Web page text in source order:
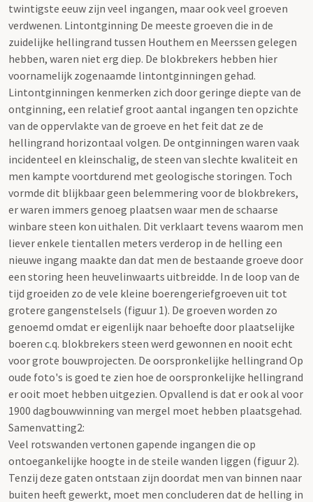
twintigste eeuw zijn veel ingangen, maar ook veel groeven
verdwenen. Lintontginning De meeste groeven die in de
zuidelijke hellingrand tussen Houthem en Meerssen gelegen
hebben, waren niet erg diep. De blokbrekers hebben hier
voornamelijk zogenaamde lintontginningen gehad.
Lintontginningen kenmerken zich door geringe diepte van de
ontginning, een relatief groot aantal ingangen ten opzichte
van de oppervlakte van de groeve en het feit dat ze de
hellingrand horizontaal volgen. De ontginningen waren vaak
incidenteel en kleinschalig, de steen van slechte kwaliteit en
men kampte voortdurend met geologische storingen. Toch
vormde dit blijkbaar geen belemmering voor de blokbrekers,
er waren immers genoeg plaatsen waar men de schaarse
winbare steen kon uithalen. Dit verklaart tevens waarom men
liever enkele tientallen meters verderop in de helling een
nieuwe ingang maakte dan dat men de bestaande groeve door
een storing heen heuvelinwaarts uitbreidde. In de loop van de
tijd groeiden zo de vele kleine boerengeriefgroeven uit tot
grotere gangenstelsels (figuur 1). De groeven worden zo
genoemd omdat er eigenlijk naar behoefte door plaatselijke
boeren c.q. blokbrekers steen werd gewonnen en nooit echt
voor grote bouwprojecten. De oorspronkelijke hellingrand Op
oude foto's is goed te zien hoe de oorspronkelijke hellingrand
er ooit moet hebben uitgezien. Opvallend is dat er ook al voor
1900 dagbouwwinning van mergel moet hebben plaatsgehad.
Samenvatting2:
Veel rotswanden vertonen gapende ingangen die op
ontoegankelijke hoogte in de steile wanden liggen (figuur 2).
Tenzij deze gaten ontstaan zijn doordat men van binnen naar
buiten heeft gewerkt, moet men concluderen dat de helling in